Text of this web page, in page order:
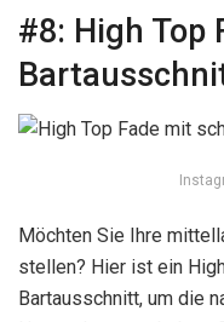
#8: High Top
Möchten Sie Ihre
stellen? Hier ist ein
Bartausschnitt, um die